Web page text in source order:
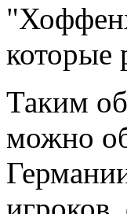
которые
Таким
можно